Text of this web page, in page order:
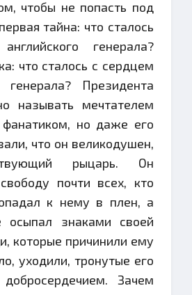
чтобы не попасть под
тайна: что сталось
генерала?
что сталось с сердцем
генерала? Президента
называть мечтателем
но даже его
что он великодушен,
рыцарь. Он
почти всех, кто
к нему в плен, а
осыпал знаками своей
которые причинили ему
уходили, тронутые его
Зачем